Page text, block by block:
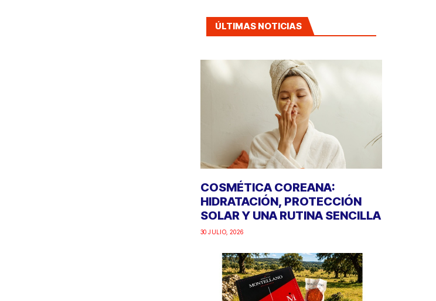
ÚLTIMAS NOTICIAS
COSMÉTICA COREANA:
HIDRATACIÓN, PROTECCIÓN
SOLAR Y UNA RUTINA SENCILLA
30 JULIO, 2026